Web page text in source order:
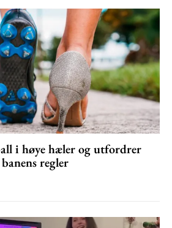
i høye hæler og utfordrer
banens regler